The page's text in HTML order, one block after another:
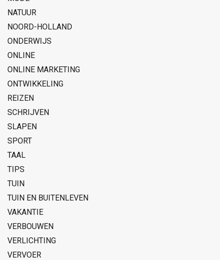
NATUUR
NOORD-HOLLAND
ONDERWIJS
ONLINE
ONLINE MARKETING
ONTWIKKELING
REIZEN
SCHRIJVEN
SLAPEN
SPORT
TAAL
TIPS
TUIN
TUIN EN BUITENLEVEN
VAKANTIE
VERBOUWEN
VERLICHTING
VERVOER